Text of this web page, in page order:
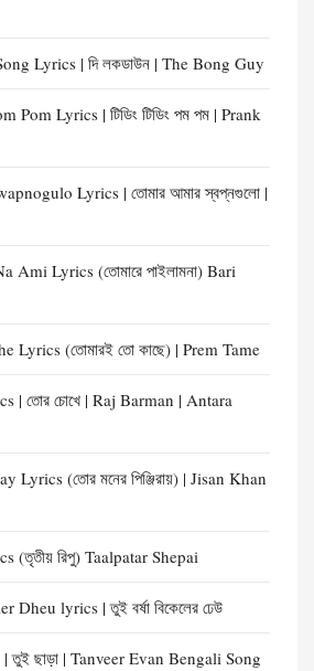
Lyrics | দি লকডাউন | The Bong Guy
Lyrics | টিডিং টিডিং পম পম | Prank
Lyrics | তোমার আমার স্বপ্নগুলো |
Ami Lyrics (তোমারে পাইলামনা) Bari
Lyrics (তোমারই তো কাছে) | Prem Tame
| তোর চোখে | Raj Barman | Antara
Lyrics (তোর মনের পিঞ্জিরায়) | Jisan Khan
(তৃতীয় রিপু) Taalpatar Shepai
lyrics | তুই বর্ষা বিকেলের ঢেউ
তুই ছাড়া | Tanveer Evan Bengali Song